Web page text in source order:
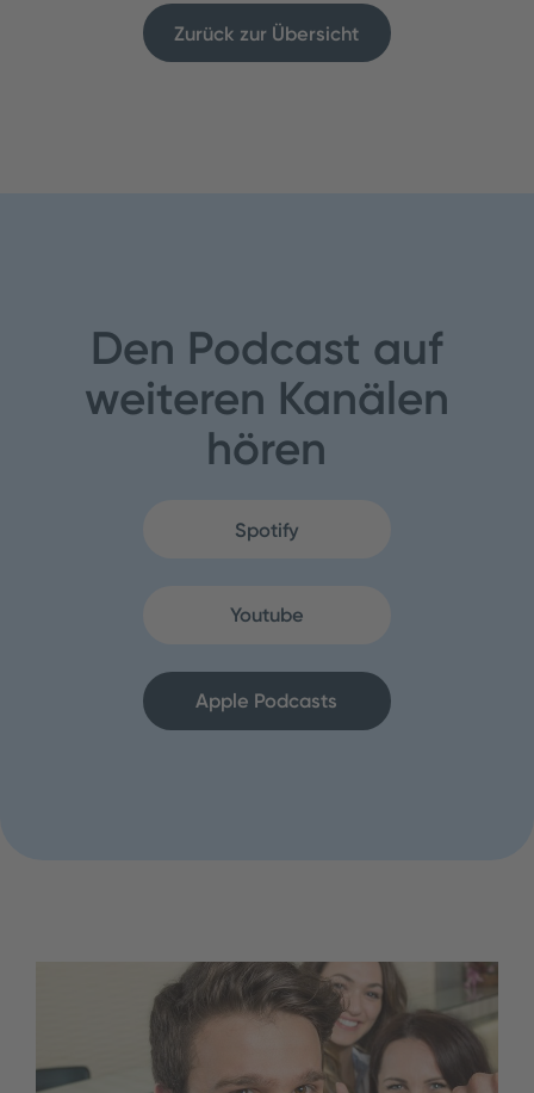
Zurück zur Übersicht
Den Podcast auf
weiteren Kanälen
hören
Spotify
Youtube
Apple Podcasts